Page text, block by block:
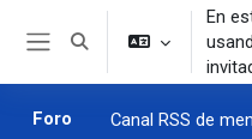
Salta al contenido principal
Selector de búsqueda
En
Foro Canal RSS de